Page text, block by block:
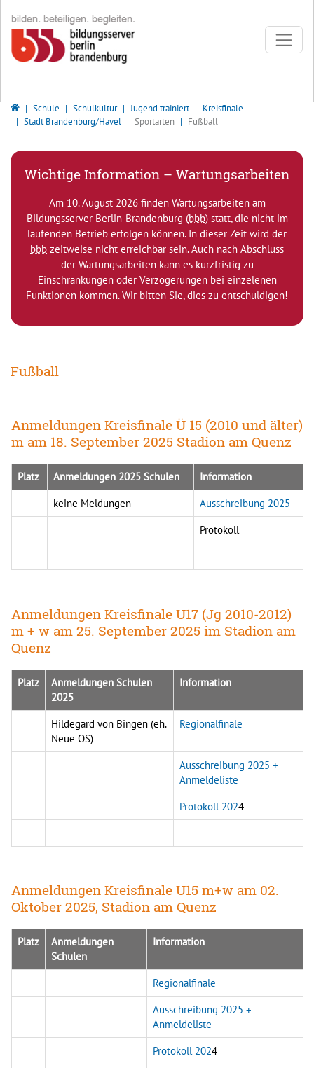
Bildungsserver Berlin - Brandenburg
Schule Schulkultur Jugend trainiert
Kreisfinale
Stadt Brandenburg/Havel
Sportarten Fußball
Wichtige Information – Wartungsarbeiten
Am 10. August 2026 finden Wartungsarbeiten am
Bildungsserver Berlin-Brandenburg (bbb) statt, die nicht im
laufenden Betrieb erfolgen können. In dieser Zeit wird der
bbb zeitweise nicht erreichbar sein. Auch nach Abschluss
der Wartungsarbeiten kann es kurzfristig zu
Einschränkungen oder Verzögerungen bei einzelenen
Funktionen kommen. Wir bitten Sie, dies zu entschuldigen!
Fußball
Anmeldungen Kreisfinale Ü 15 (2010 und älter)
m am 18. September 2025 Stadion am Quenz
Platz Anmeldungen 2025 Schulen
Information
keine Meldungen
Ausschreibung 2025
Protokoll
Anmeldungen Kreisfinale U17 (Jg 2010-2012)
m + w am 25. September 2025 im Stadion am
Quenz
Platz
Anmeldungen Schulen
2025
Information
Hildegard von Bingen (eh.
Neue OS)
Regionalfinale
Ausschreibung 2025 +
Anmeldeliste
Protokoll 2024
Anmeldungen Kreisfinale U15 m+w am 02.
Oktober 2025, Stadion am Quenz
Platz
Anmeldungen
Schulen
Information
Regionalfinale
Ausschreibung 2025 +
Anmeldeliste
Protokoll 2024